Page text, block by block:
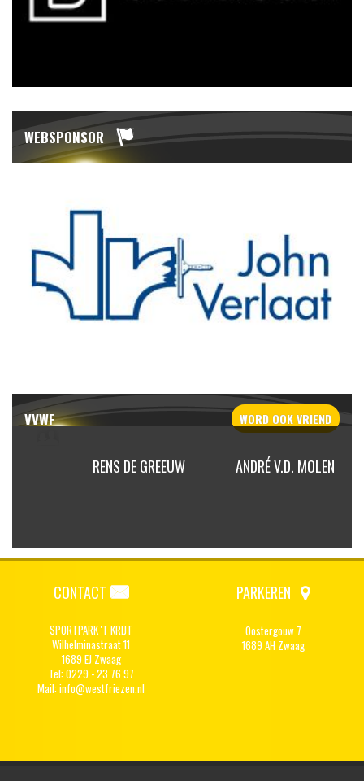
WEBSPONSOR
VVWF WORD OOKVRIEND
RENS DE GREEUW ANDRÉ V.D. MOLEN
CONTACT
SPORTPARK 'T KRIJT
Wilhelminastraat 11
1689 EJ Zwaag
Tel: 0229 - 23 76 97
Mail:info@westfriezen.nl
PARKEREN
Oostergouw 7
1689 AH Zwaag